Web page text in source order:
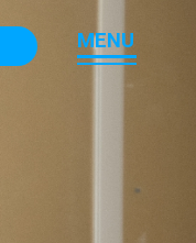
M
M
E
E
N
N
U
U